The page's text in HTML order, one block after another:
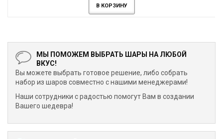
В КОРЗИНУ
МЫ ПОМОЖЕМ ВЫБРАТЬ ШАРЫ НА ЛЮБОЙ
ВКУС!
Вы можете выбрать готовое решение, либо собрать
набор из шаров совместно с нашими менеджерами!
Наши сотрудники с радостью помогут Вам в создании
Вашего шедевра!